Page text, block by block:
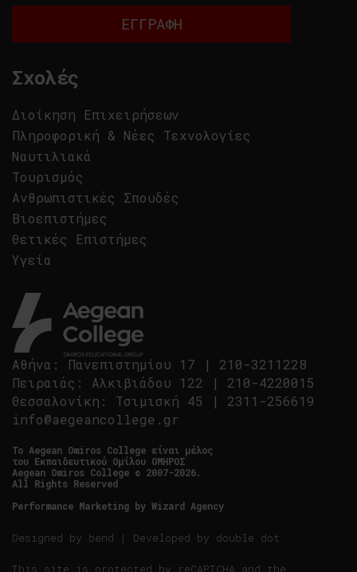
Αθήνα : Πανεπιστημίου 17 | 210-3211228
Πειραιάς : Αλκιβιάδου 122 | 210-4220015
Θεσσαλονίκη : Τσιμισκή 45 | 2311-256619
info@aegeancollege.gr
Tο Aegean Omiros College είναι μέλος
του Εκπαιδευτικού Ομίλου ΟΜΗΡΟΣ
Aegean Omiros College © 2007-2026.
All Rights Reserved
Performance Marketing by Wizard Agency
Designed by bend | Developed by double dot
This site is protected by reCAPTCHA and the
Σχολές
Διοίκηση Επιχειρήσεων
Πληροφορική & Νέες Τεχνολογίες
Ναυτιλιακά
Τουρισμός
Ανθρωπιστικές Σπουδές
Βιοεπιστήμες
Θετικές Επιστήμες
Υγεία